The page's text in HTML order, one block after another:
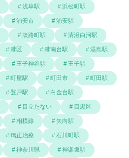
浅草駅 浜松町駅
浦安市 浦安駅
淡路町駅 清澄白河駅
港区 港南台駅 湯島駅
王子神谷駅 王子駅
町屋駅 町田市 町田駅
登戸駅 白金台駅
目立たない 目黒区
相模線 矢向駅
矯正治療 石川町駅
神奈川県 神楽坂駅